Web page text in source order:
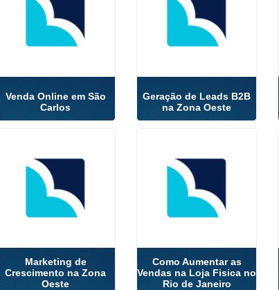
Venda Online em São
Carlos
Geração de Leads B2B
na Zona Oeste
Marketing de
Crescimento na Zona
Oeste
Como Aumentar as
Vendas na Loja Fisica no
Rio de Janeiro